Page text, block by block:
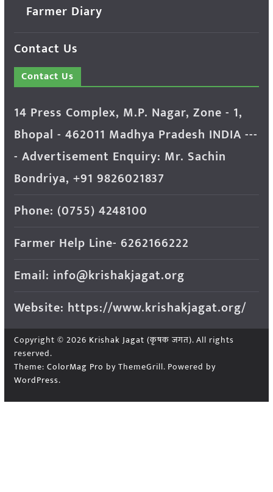
Farmer Diary
Contact Us
Contact Us
14 Press Complex, M.P. Nagar, Zone - 1,
Bhopal - 462011 Madhya Pradesh INDIA ---
- Advertisement Enquiry: Mr. Sachin
Bondriya, +91 9826021837
Phone: (0755) 4248100
Farmer Help Line- 6262166222
Email: info@krishakjagat.org
Website: https://www.krishakjagat.org/
Copyright © 2026 Krishak Jagat (कृषक जगत). All rights
reserved.
Theme: ColorMag Pro by ThemeGrill. Powered by
WordPress.